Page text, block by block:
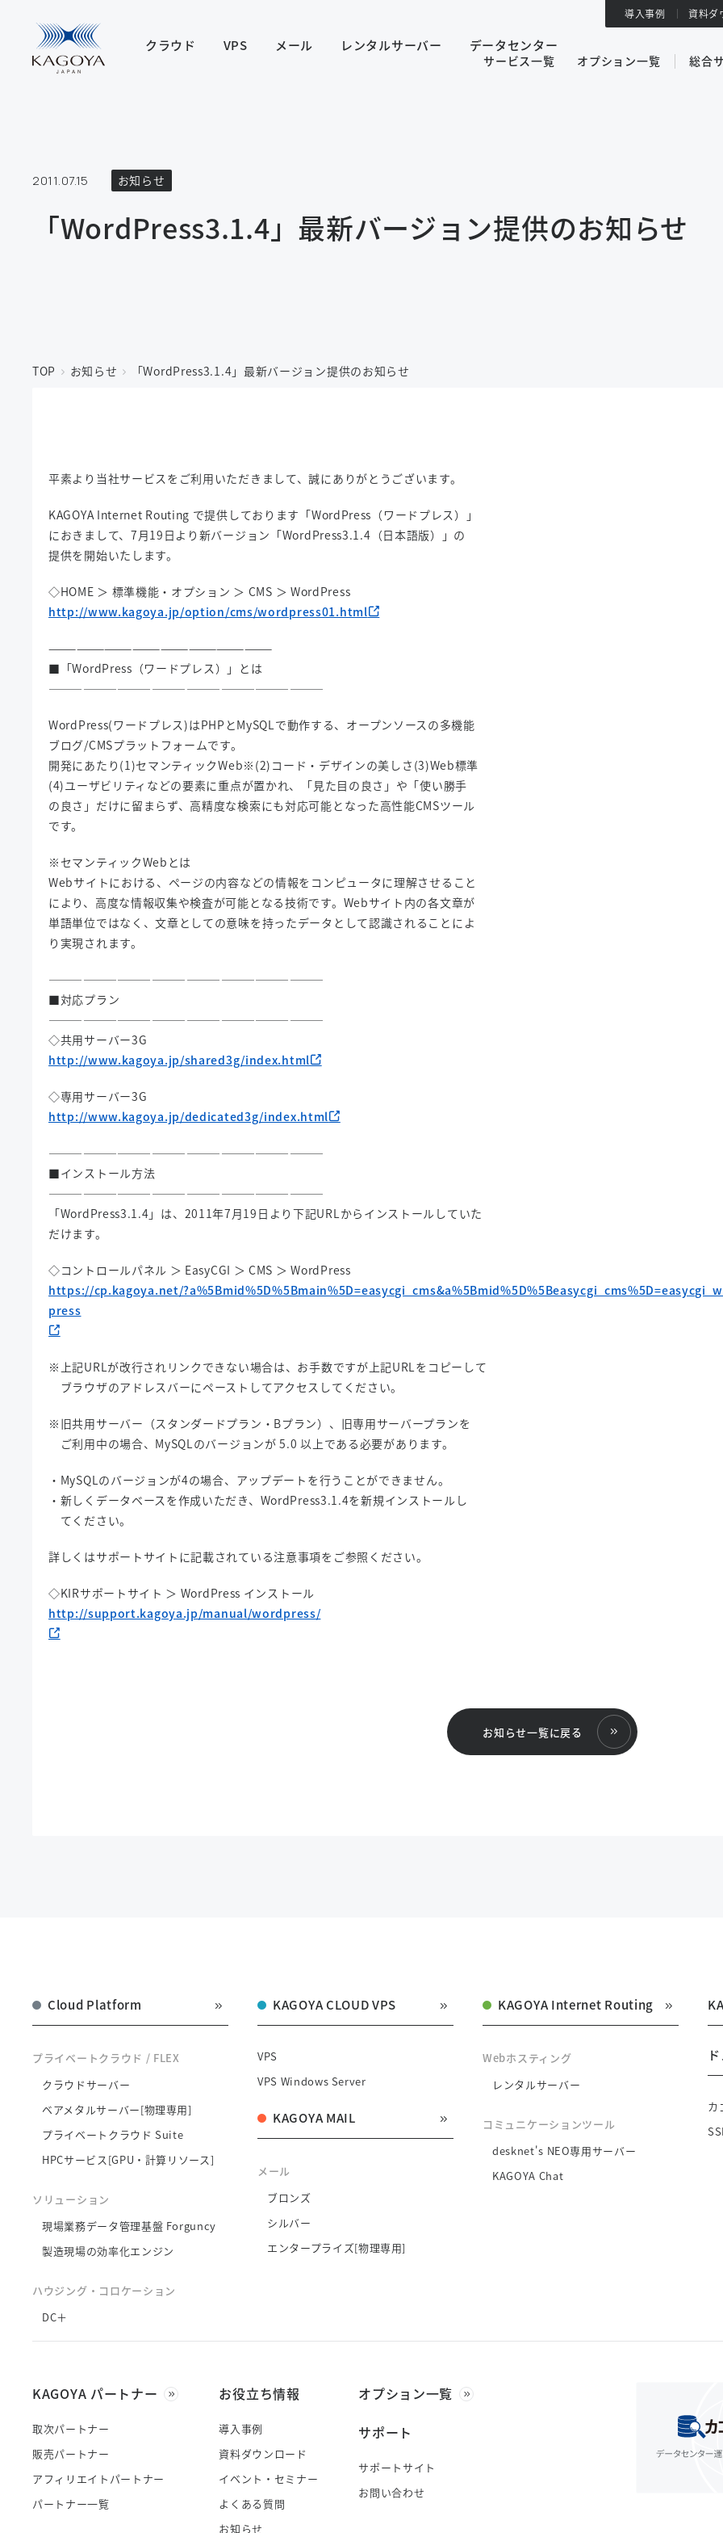
2011.07.15 お知らせ
「WordPress3.1.4」最新バージョン提供のお知らせ
TOP お知らせ 「WordPress3.1.4」最新バージョン提供のお知らせ
平素より当社サービスをご利用いただきまして、誠にありがとうございます。
KAGOYA Internet Routing で提供しております「WordPress（ワードプレス）」
におきまして、7月19日より新バージョン「WordPress3.1.4（日本語版）」の
提供を開始いたします。
◇HOME ＞ 標準機能・オプション ＞ CMS ＞ WordPress
http://www.kagoya.jp/option/cms/wordpress01.html
————————————————————————
■「WordPress（ワードプレス）」とは
————————————————————————
WordPress(ワードプレス)はPHPとMySQLで動作する、オープンソースの多機能
ブログ/CMSプラットフォームです。
開発にあたり(1)セマンティックWeb※(2)コード・デザインの美しさ(3)Web標準
(4)ユーザビリティなどの要素に重点が置かれ、「見た目の良さ」や「使い勝手
の良さ」だけに留まらず、高精度な検索にも対応可能となった高性能CMSツール
です。
※セマンティックWebとは
Webサイトにおける、ページの内容などの情報をコンピュータに理解させること
により、高度な情報収集や検査が可能となる技術です。Webサイト内の各文章が
単語単位ではなく、文章としての意味を持ったデータとして認識されることによ
り実現されます。
————————————————————————
■対応プラン
————————————————————————
◇共用サーバー3G
http://www.kagoya.jp/shared3g/index.html
◇専用サーバー3G
http://www.kagoya.jp/dedicated3g/index.html
————————————————————————
■インストール方法
————————————————————————
「WordPress3.1.4」は、2011年7月19日より下記URLからインストールしていた
だけます。
◇コントロールパネル ＞ EasyCGI ＞ CMS ＞ WordPress
https://cp.kagoya.net/?a%5Bmid%5D%5Bmain%5D=easycgi_cms&a%5Bmid%5D%5Beasycgi_cms%5D=easycgi_w
press
※上記URLが改行されリンクできない場合は、お手数ですが上記URLをコピーして
ブラウザのアドレスバーにペーストしてアクセスしてください。
※旧共用サーバー（スタンダードプラン・Bプラン）、旧専用サーバープランを
ご利用中の場合、MySQLのバージョンが 5.0 以上である必要があります。
・MySQLのバージョンが4の場合、アップデートを行うことができません。
・新しくデータベースを作成いただき、WordPress3.1.4を新規インストールし
てください。
詳しくはサポートサイトに記載されている注意事項をご参照ください。
◇KIRサポートサイト ＞ WordPress インストール
http://support.kagoya.jp/manual/wordpress/
お知らせ一覧に戻る
クラウド VPS メール レンタルサーバー データセンター
導入事例 資料ダ
サービス一覧 オプション一覧 総合
Cloud Platform
プライベートクラウド / FLEX
クラウドサーバー
ベアメタルサーバー[物理専用]
プライベートクラウド Suite
HPCサービス[GPU・計算リソース]
ソリューション
現場業務データ管理基盤 Forguncy
製造現場の効率化エンジン
ハウジング・コロケーション
DC＋
KAGOYA CLOUD VPS
VPS
VPS Windows Server
KAGOYA MAIL
メール
ブロンズ
シルバー
エンタープライズ[物理専用]
KAGOYA Internet Routing
Webホスティング
レンタルサーバー
コミュニケーションツール
desknet's NEO専用サーバー
KAGOYA Chat
カ
KAGOYA パートナー
取次パートナー
販売パートナー
アフィリエイトパートナー
パートナー一覧
お役立ち情報
導入事例
資料ダウンロード
イベント・セミナー
よくある質問
お知らせ
オプション一覧
サポート
サポートサイト
お問い合わせ